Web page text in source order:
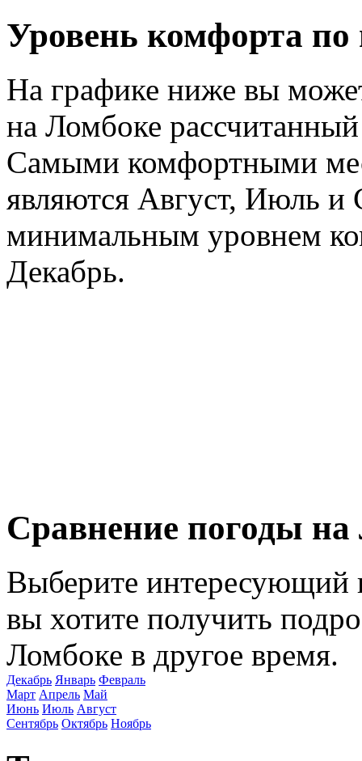
Уровень комфорта по
На графике ниже вы
на Ломбоке
Самыми комфортными
являются Август, Июль и
минимальным уровнем
Декабрь.
Сравнение погоды
Выберите интересующий
вы хотите получить
Ломбоке в другое время.
Декабрь Январь Февраль
Март Апрель Май
Июнь Июль Август
Сентябрь Октябрь Ноябрь